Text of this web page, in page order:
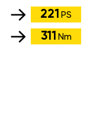
221 PS
311 Nm